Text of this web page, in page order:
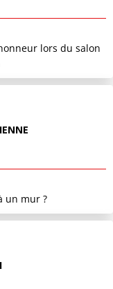
lors du salon
un mur ?